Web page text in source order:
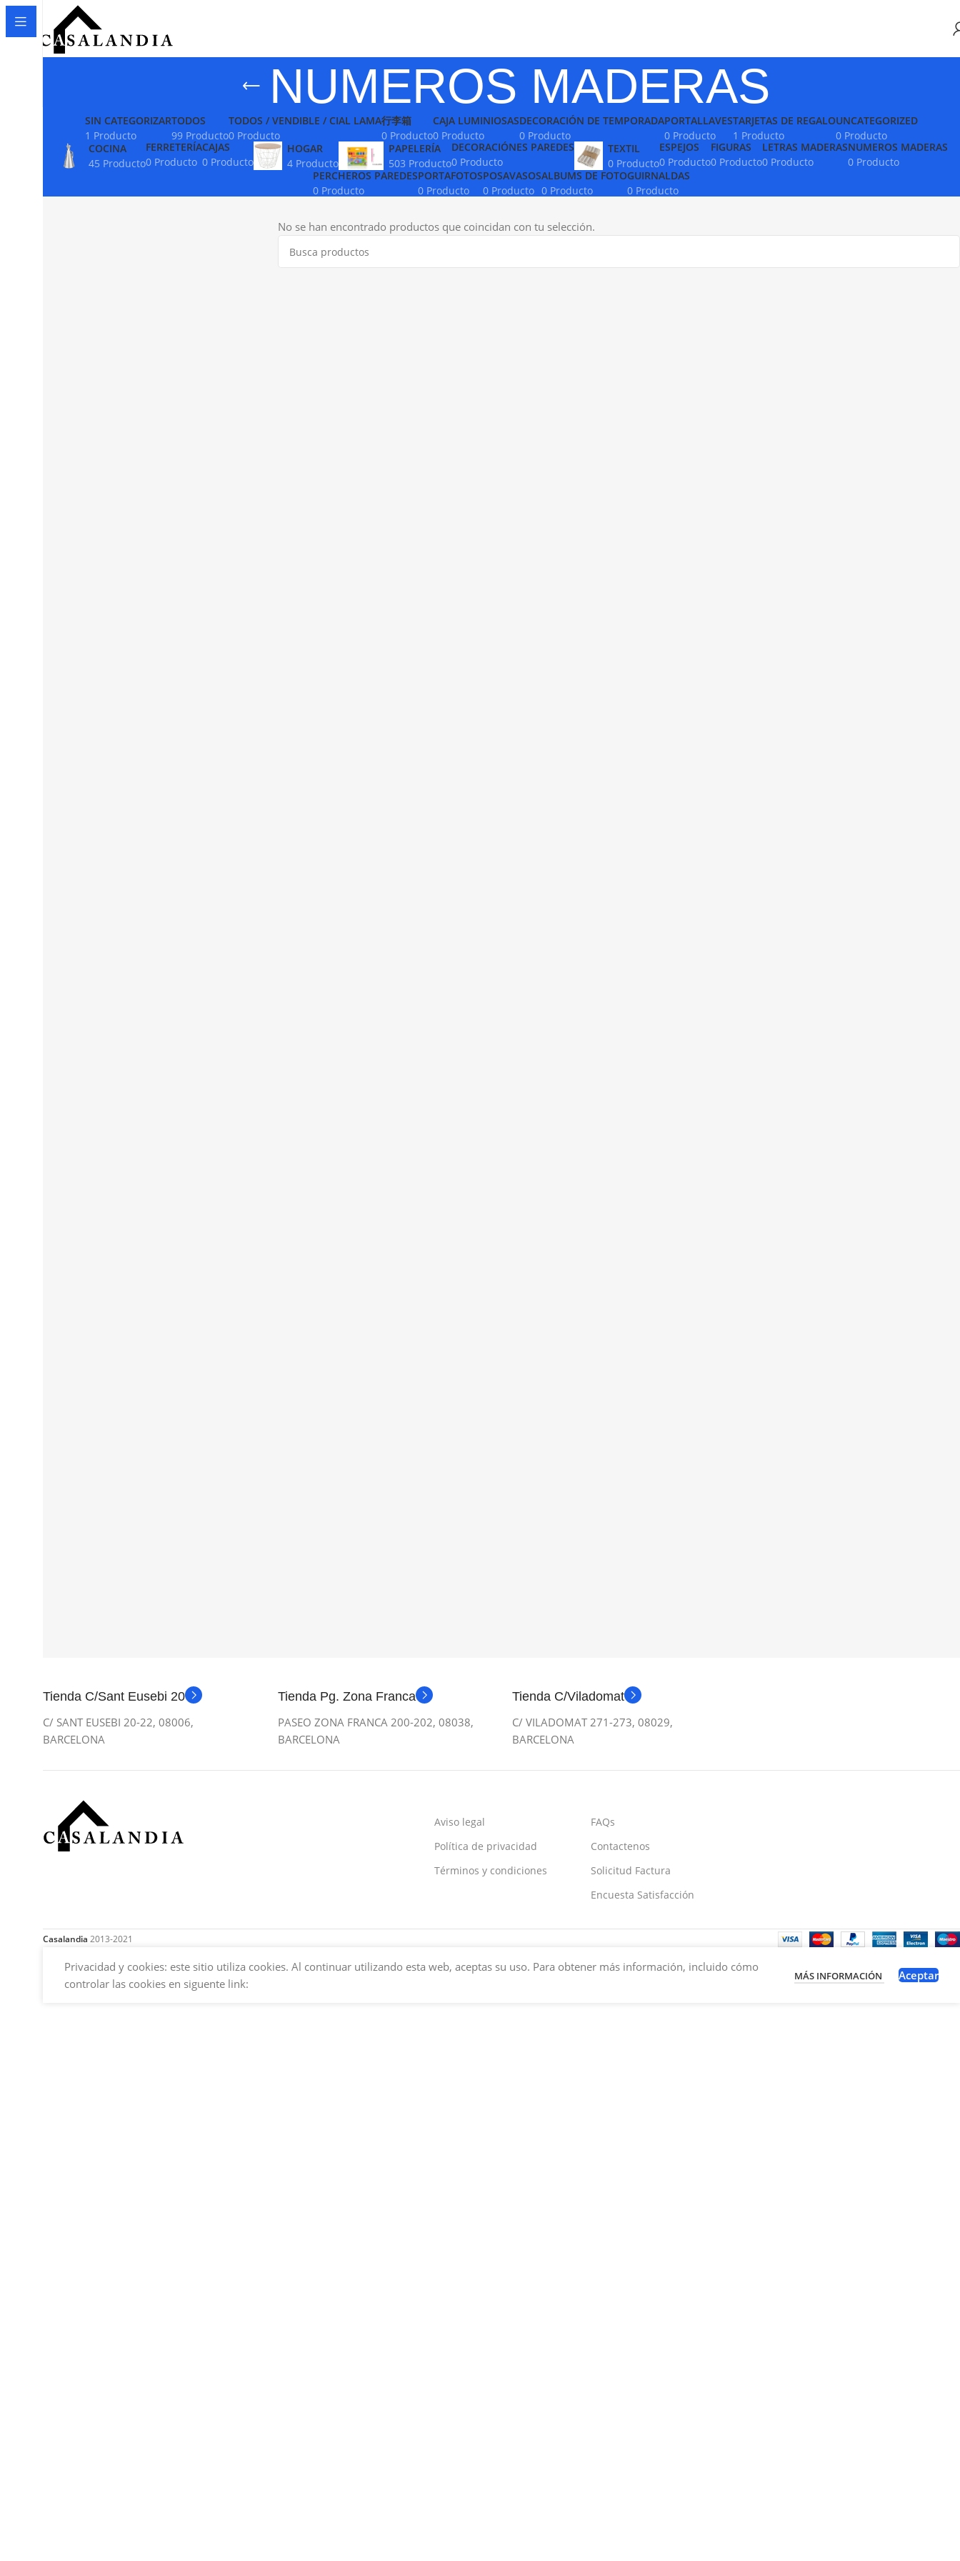
NUMEROS MADERAS
SIN CATEGORIZAR
1 Producto
TODOS
99 Producto
TODOS / VENDIBLE / CIAL LAMA
0 Producto
行李箱
0 Producto
CAJA LUMINIOSAS
0 Producto
DECORACIÓN DE TEMPORADA
0 Producto
PORTALLAVES
0 Producto
TARJETAS DE REGALO
1 Producto
UNCATEGORIZED
0 Producto
COCINA
45 Producto
FERRETERÍA
0 Producto
CAJAS
0 Producto
HOGAR
4 Producto
PAPELERÍA
503 Producto
DECORACIÓNES PAREDES
0 Producto
TEXTIL
0 Producto
ESPEJOS
0 Producto
FIGURAS
0 Producto
LETRAS MADERAS
0 Producto
NUMEROS MADERAS
0 Producto
PERCHEROS PAREDES
0 Producto
PORTAFOTOS
0 Producto
POSAVASOS
0 Producto
ALBUMS DE FOTO
0 Producto
GUIRNALDAS
0 Producto
No se han encontrado productos que coincidan con tu selección.
Tienda C/Sant Eusebi 20
C/ SANT EUSEBI 20-22, 08006,
BARCELONA
Tienda Pg. Zona Franca
PASEO ZONA FRANCA 200-202, 08038,
BARCELONA
Tienda C/Viladomat
C/ VILADOMAT 271-273, 08029,
BARCELONA
Aviso legal
Política de privacidad
Términos y condiciones
FAQs
Contactenos
Solicitud Factura
Encuesta Satisfacción
Casalandia 2013-2021
Privacidad y cookies: este sitio utiliza cookies. Al continuar utilizando esta web, aceptas su uso. Para obtener más información, incluido cómo
controlar las cookies en siguente link:
MÁS INFORMACIÓN Aceptar